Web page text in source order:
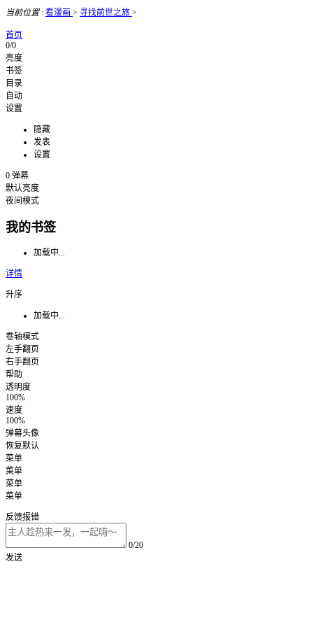
当前位置: 看漫画 > 寻找前世之旅 >
首页
0/0
亮度
书签
目录
自动
设置
隐藏
发表
设置
0 弹幕
默认亮度
夜间模式
我的书签
加载中...
详情
升序
加载中...
卷轴模式
左手翻页
右手翻页
帮助
透明度
100%
速度
100%
弹幕头像
恢复默认
菜单
菜单
菜单
菜单
反馈报错
0/20
发送